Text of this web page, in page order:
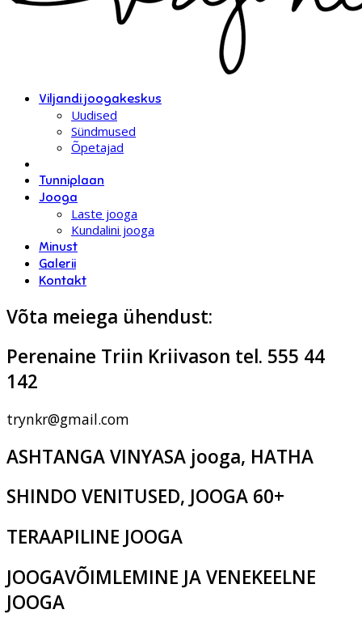
Viljandi joogakeskus
Uudised
Sündmused
Õpetajad
Tunniplaan
Jooga
Laste jooga
Kundalini jooga
Minust
Galerii
Kontakt
Võta meiega ühendust:
Perenaine Triin Kriivason tel. 555 44
142
trynkr@gmail.com
ASHTANGA VINYASA jooga, HATHA
SHINDO VENITUSED, JOOGA 60+
TERAAPILINE JOOGA
JOOGAVÕIMLEMINE JA VENEKEELNE
JOOGA